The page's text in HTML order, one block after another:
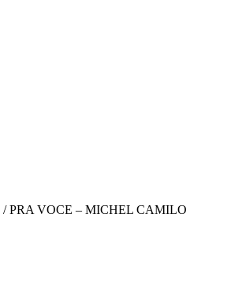
/ PRA VOCE – MICHEL CAMILO